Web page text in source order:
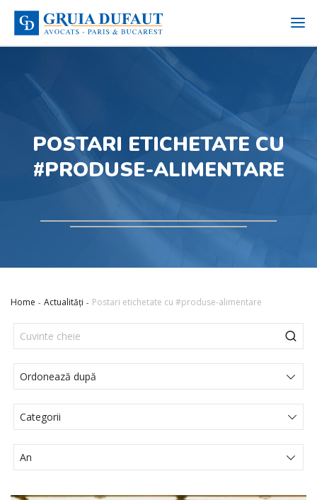
POSTARI ETICHETATE CU
#PRODUSE-ALIMENTARE
Home Actualități Postari etichetate cu #produse-alimentare
Categorii
Actualités Juridiques
Articole
Comunicat de presă